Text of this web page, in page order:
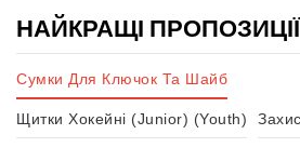
НАЙКРАЩІ ПРОПОЗИЦІЇ
Сумки Для Ключок Та Шайб
Щитки Хокейні (Junior) (Youth)